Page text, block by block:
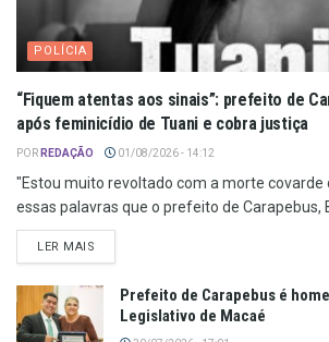
POLÍCIA
“Fiquem atentas aos sinais”: prefeito de
após feminicídio de Tuani e cobra justiça
POR REDAÇÃO 01/08/2026 - 14:12
"Estou muito revoltado com a morte covarde
essas palavras que o prefeito de Carapebus,
LER MAIS
Prefeito de Carapebus é
Legislativo de Macaé